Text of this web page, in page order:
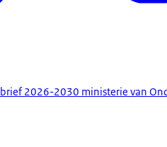
2026-2030 ministerie van